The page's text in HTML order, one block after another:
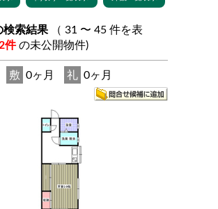
検索結果
2件 の未公開物件)
敷 0ヶ月 礼 0ヶ月